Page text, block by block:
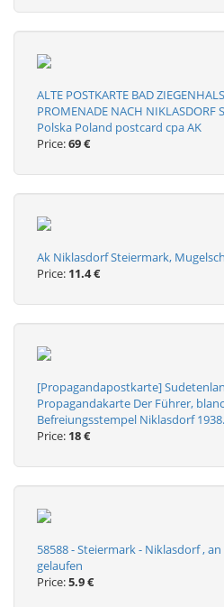
ALTE POSTKARTE BAD
PROMENADE NACH NIKLASDORF
Polska Poland postcard cpa AK
Price:69 €
Ak Niklasdorf Steiermark,
Price: 11.4 €
[Propagandapostkarte]
Propagandakarte Der Führer,
Befreiungsstempel Niklasdorf 1938.
Price: 18 €
58588 - Steiermark - Niklasdorf ,
gelaufen
Price:5.9 €